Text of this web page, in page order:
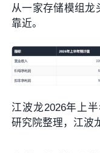
从一家存储模组龙
靠近。
江波龙2026年上
研究院整理，江波